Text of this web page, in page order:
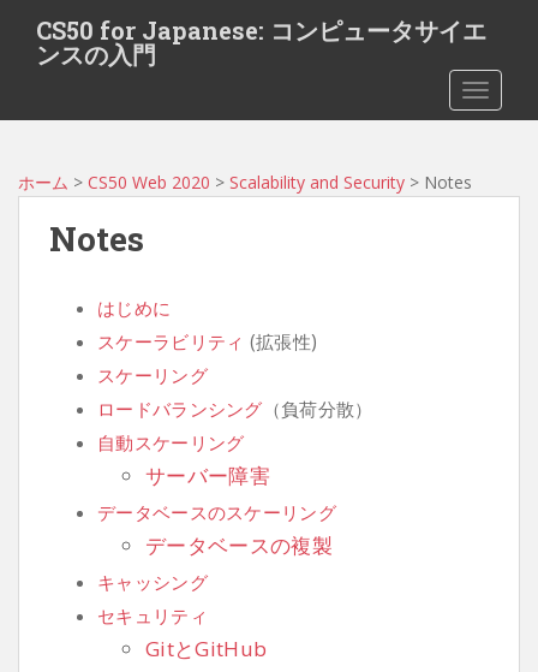
t
CS50 for Japanese: コンピュータサイエ
ンスの入門
ホーム > CS50 Web 2020 > Scalability and Security > Notes
Notes
はじめに
スケーラビリティ (拡張性)
スケーリング
ロードバランシング （負荷分散）
自動スケーリング
サーバー障害
データベースのスケーリング
データベースの複製
キャッシング
セキュリティ
GitとGitHub